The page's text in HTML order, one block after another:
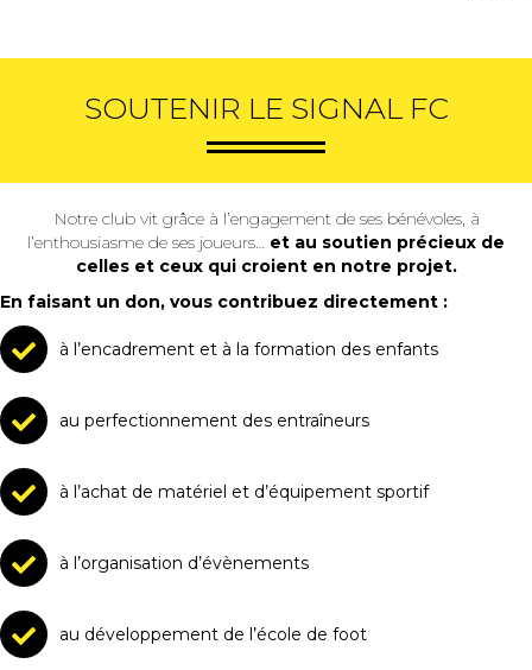
SOUTENIR LE SIGNAL FC
Notre club vit grâce à l’engagement de ses bénévoles, à
l’enthousiasme de ses joueurs… et au soutien précieux de
celles et ceux qui croient en notre projet.
En faisant un don, vous contribuez directement :
à l’encadrement et à la formation des enfants
au perfectionnement des entraîneurs
à l’achat de matériel et d’équipement sportif
à l’organisation d’évènements
au développement de l’école de foot